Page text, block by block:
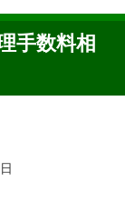
手数料相